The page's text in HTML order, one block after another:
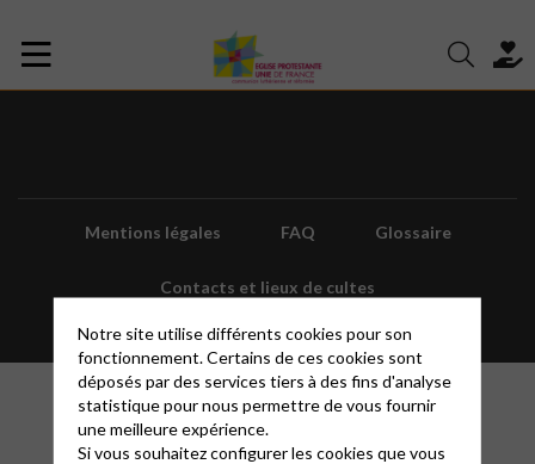
Mentions légales FAQ Glossaire
Contacts et lieux de cultes
Notre site utilise différents cookies pour son
fonctionnement. Certains de ces cookies sont
déposés par des services tiers à des fins d'analyse
statistique pour nous permettre de vous fournir
une meilleure expérience.
Si vous souhaitez configurer les cookies que vous